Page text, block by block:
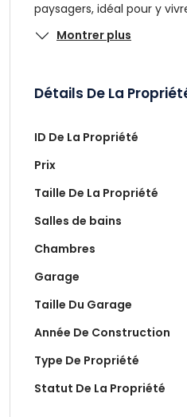
paysagers, idéal pour y
Montrer plus
Détails De La
ID De La Propriété
Prix
Taille De La Propriété
Salles de bains
Chambres
Garage
Taille Du Garage
Année De Construction
Type De Propriété
Statut De La Propriété